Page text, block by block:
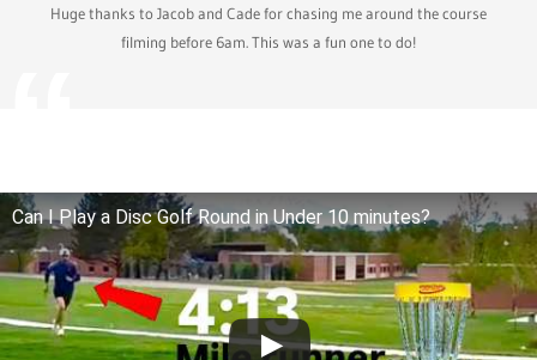
Huge thanks to Jacob and Cade for chasing me around the course
filming before 6am. This was a fun one to do!
Can I Play a Disc Golf Round in Under 10 minutes?